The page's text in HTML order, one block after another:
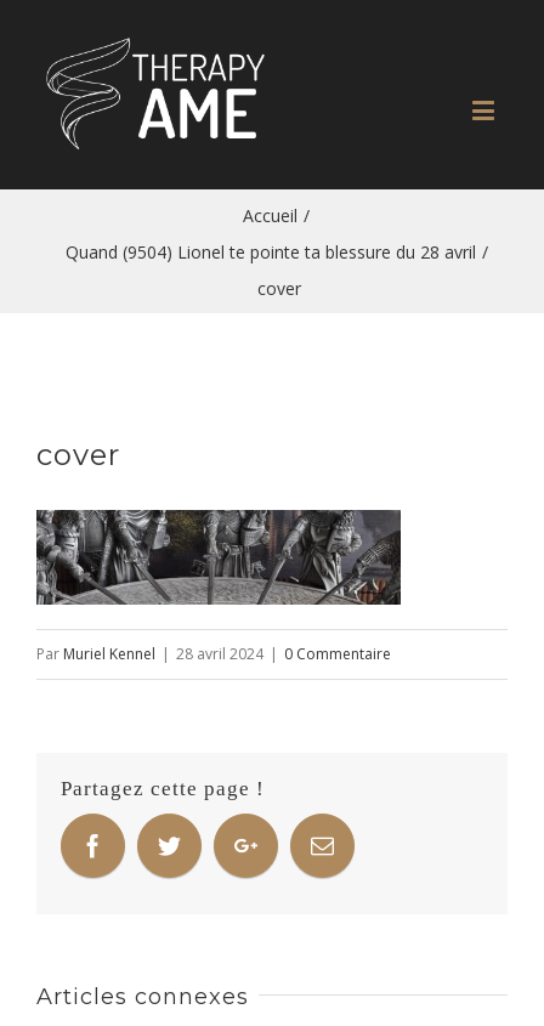
Accueil /
Quand (9504) Lionel te pointe ta blessure du 28 avril /
cover
cover
Par Muriel Kennel | 28 avril 2024 | 0 Commentaire
Partagez cette page !
Articles connexes